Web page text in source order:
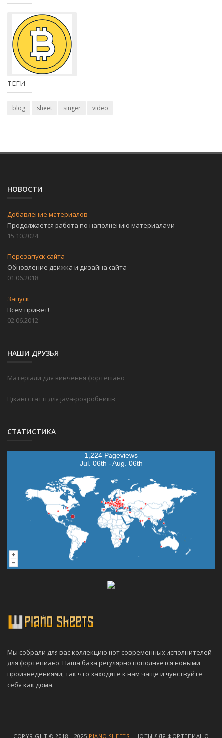
ТЕГИ
blog sheet singer video
НОВОСТИ
Добавление материалов
Продолжается работа по наполнению материалами
15.10.2024
Перезапуск сайта
Обновление движка и дизайна сайта
01.06.2018
Запуск
Всем привет!
02.06.2012
НАШИ ДРУЗЬЯ
Матеріали для вивчення фортепіано
Цікаві статті для java-розробників
СТАТИСТИКА
1,224 Pageviews
Jul. 06th - Aug. 06th
Мы собрали для вас коллекцию нот современных исполнителей
для фортепиано. Наша база регулярно пополняется новыми
произведениями, так что заходите к нам чаще и чувствуйте
себя как дома.
COPYRIGHT © 2018 - 2025 PIANO SHEETS - НОТЫ ДЛЯ ФОРТЕПИАНО